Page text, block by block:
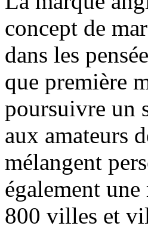
concept de
dans les
que première
poursuivre un
aux amateurs
mélangent
également
800 villes et